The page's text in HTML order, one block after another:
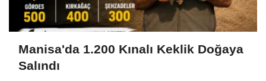
Manisa'da 1.200 Kınalı Keklik Doğaya
Salındı